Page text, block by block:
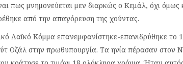
πως μνημονεύεται μεν διαρκώς ο Κεμάλ, όχι όμως
από την απαγόρευση της χούντας.
Λαϊκό Κόμμα επανεμφανίστηκε-επανιδρύθηκε το
Οζάλ στην πρωθυπουργία. Τα ηνία πέρασαν στον